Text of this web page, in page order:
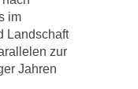
SOZIALE NETZWERKE
DIVERSES
im
Landschaft
zur
Jahren